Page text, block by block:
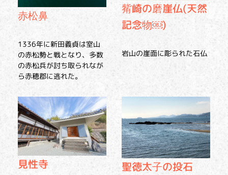
赤松鼻
1336年に新田義貞は室山
の赤松勢と戦となり、多数
の赤松兵が討ち取られなが
ら赤穂郡に逃れた。
觜崎の磨崖仏(天然
記念物￼)
岩山の崖面に彫られた石仏
見性寺
聖徳太子の投石